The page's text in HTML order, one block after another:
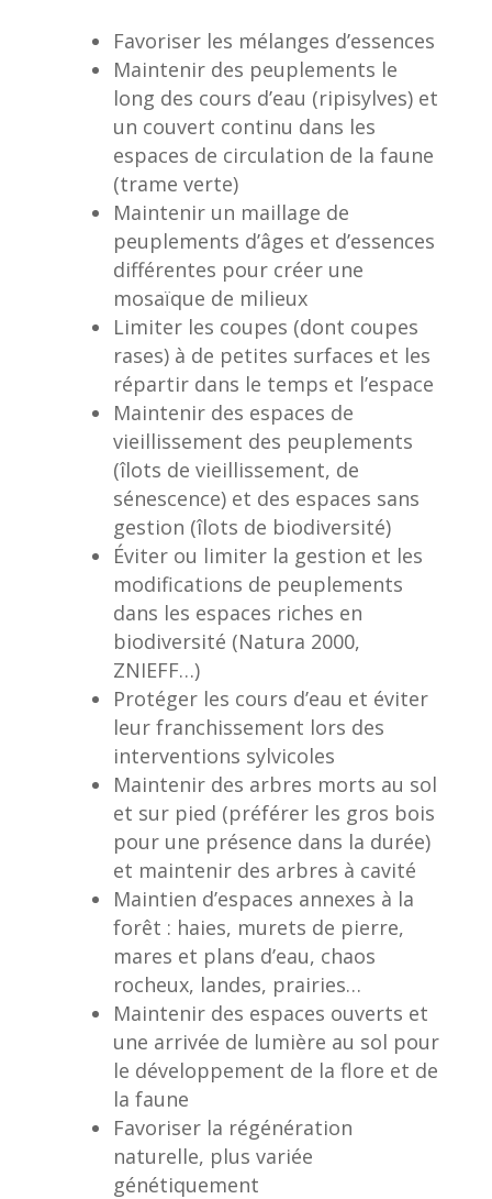
Favoriser les mélanges d’essences
Maintenir des peuplements le
long des cours d’eau (ripisylves) et
un couvert continu dans les
espaces de circulation de la faune
(trame verte)
Maintenir un maillage de
peuplements d’âges et d’essences
différentes pour créer une
mosaïque de milieux
Limiter les coupes (dont coupes
rases) à de petites surfaces et les
répartir dans le temps et l’espace
Maintenir des espaces de
vieillissement des peuplements
(îlots de vieillissement, de
sénescence) et des espaces sans
gestion (îlots de biodiversité)
Éviter ou limiter la gestion et les
modifications de peuplements
dans les espaces riches en
biodiversité (Natura 2000,
ZNIEFF…)
Protéger les cours d’eau et éviter
leur franchissement lors des
interventions sylvicoles
Maintenir des arbres morts au sol
et sur pied (préférer les gros bois
pour une présence dans la durée)
et maintenir des arbres à cavité
Maintien d’espaces annexes à la
forêt : haies, murets de pierre,
mares et plans d’eau, chaos
rocheux, landes, prairies…
Maintenir des espaces ouverts et
une arrivée de lumière au sol pour
le développement de la flore et de
la faune
Favoriser la régénération
naturelle, plus variée
génétiquement